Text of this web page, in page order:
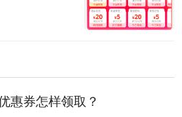
惠券怎样领取？